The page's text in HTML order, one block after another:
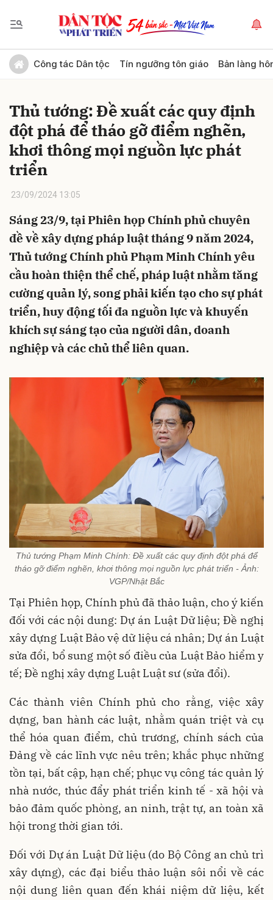
Công tác Dân tộc Tín ngưỡng tôn giáo Bản làng
Thủ tướng: Đề xuất các quy định
đột phá để tháo gỡ điểm nghẽn,
khơi thông mọi nguồn lực phát
triển
23/09/2024 13:05
Sáng 23/9, tại Phiên họp Chính phủ chuyên
đề về xây dựng pháp luật tháng 9 năm 2024,
Thủ tướng Chính phủ Phạm Minh Chính yêu
cầu hoàn thiện thể chế, pháp luật nhằm tăng
cường quản lý, song phải kiến tạo cho sự phát
triển, huy động tối đa nguồn lực và khuyến
khích sự sáng tạo của người dân, doanh
nghiệp và các chủ thể liên quan.
Thủ tướng Phạm Minh Chính: Đề xuất các quy định đột phá để
tháo gỡ điểm nghẽn, khơi thông mọi nguồn lực phát triển - Ảnh:
VGP/Nhật Bắc
Tại Phiên họp, Chính phủ đã thảo luận, cho ý kiến
đối với các nội dung: Dự án Luật Dữ liệu; Đề nghị
xây dựng Luật Bảo vệ dữ liệu cá nhân; Dự án Luật
sửa đổi, bổ sung một số điều của Luật Bảo hiểm y
tế; Đề nghị xây dựng Luật Luật sư (sửa đổi).
Các thành viên Chính phủ cho rằng, việc xây
dựng, ban hành các luật, nhằm quán triệt và cụ
thể hóa quan điểm, chủ trương, chính sách của
Đảng về các lĩnh vực nêu trên; khắc phục những
tồn tại, bất cập, hạn chế; phục vụ công tác quản lý
nhà nước, thúc đẩy phát triển kinh tế - xã hội và
bảo đảm quốc phòng, an ninh, trật tự, an toàn xã
hội trong thời gian tới.
Đối với Dự án Luật Dữ liệu (do Bộ Công an chủ trì
xây dựng), các đại biểu thảo luận sôi nổi về các
nội dung liên quan đến khái niệm dữ liệu, kết
Gửi bình luận